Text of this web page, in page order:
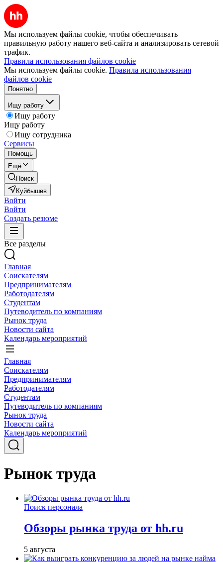
Мы используем файлы cookie, чтобы обеспечивать
правильную работу нашего веб-сайта и анализировать сетевой
трафик.
Правила использования файлов cookie
Мы используем файлы cookie. Правила использования
файлов cookie
Понятно
Ищу работу
Ищу работу
Ищу работу
Ищу сотрудника
Сервисы
Помощь
Ещё
Поиск
Куйбышев
Войти
Войти
Создать резюме
Все разделы
Главная
Соискателям
Предпринимателям
Работодателям
Студентам
Путеводитель по компаниям
Рынок труда
Новости сайта
Календарь мероприятий
Главная
Соискателям
Предпринимателям
Работодателям
Студентам
Путеводитель по компаниям
Рынок труда
Новости сайта
Календарь мероприятий
Рынок труда
Поиск персонала
Обзоры рынка труда от hh.ru
5 августа